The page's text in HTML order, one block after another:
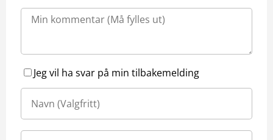
Jeg vil ha svar på min tilbakemelding